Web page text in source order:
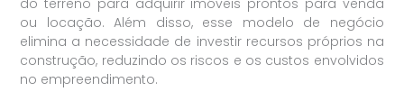
do terreno para adquirir imóveis prontos para venda
ou locação. Além disso, esse modelo de negócio
elimina a necessidade de investir recursos próprios na
construção, reduzindo os riscos e os custos envolvidos
no empreendimento.